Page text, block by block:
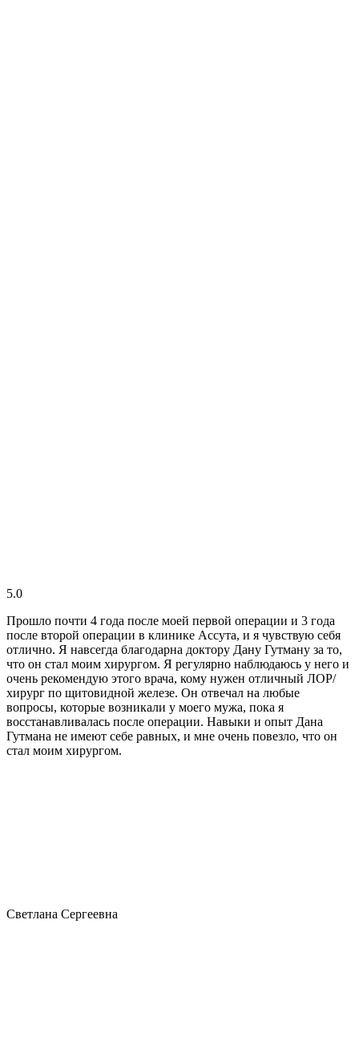
5.0
Прошло почти 4 года после моей первой операции и 3 года
после второй операции в клинике Ассута, и я чувствую себя
отлично. Я навсегда благодарна доктору Дану Гутману за то,
что он стал моим хирургом. Я регулярно наблюдаюсь у него и
очень рекомендую этого врача, кому нужен отличный ЛОР/
хирург по щитовидной железе. Он отвечал на любые
вопросы, которые возникали у моего мужа, пока я
восстанавливалась после операции. Навыки и опыт Дана
Гутмана не имеют себе равных, и мне очень повезло, что он
стал моим хирургом.
Светлана Сергеевна